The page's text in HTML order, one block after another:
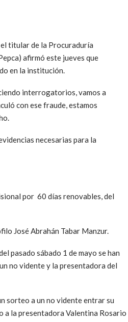
titular de la Procuraduría
afirmó este jueves que
en la institución.
interrogatorios, vamos a
con ese fraude, estamos
necesarias para la
por 60 días renovables, del
José Abrahán Tabar Manzur.
pasado sábado 1 de mayo se han
no vidente y la presentadora del
sorteo a un no vidente entrar su
a la presentadora Valentina Rosario